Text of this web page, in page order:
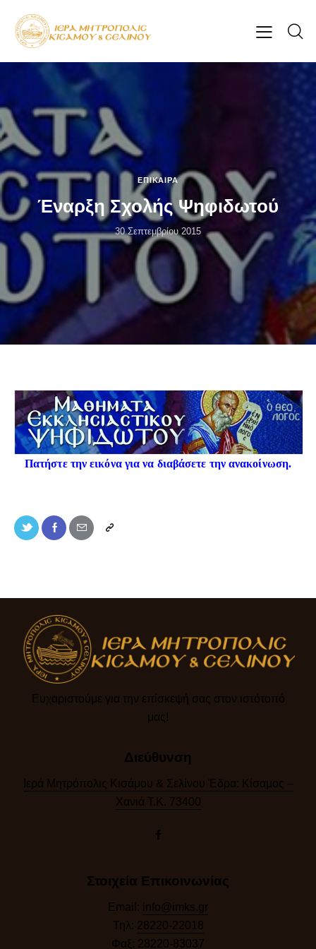
ΕΠΊΚΑΙΡΑ
Έναρξη Σχολής Ψηφιδωτού
30 Σεπτεμβρίου 2015
Πατήστε την εικόνα για να διαβάσετε την ανακοίνωση.
Ευχαριστούμε για την επίσκεψή σας στον ιστότοπό
μας!​
Διεύθυνση
Ιερά Μητρόπολις Κισάμου & Σελίνου Έδρα: Κίσαμος –
Χανιά Τ.Κ. 73400
Στοιχεία Επικοινωνίας
Email: info@imks.gr
Τηλ: 28220-22018
Φαξ: 28220-83037